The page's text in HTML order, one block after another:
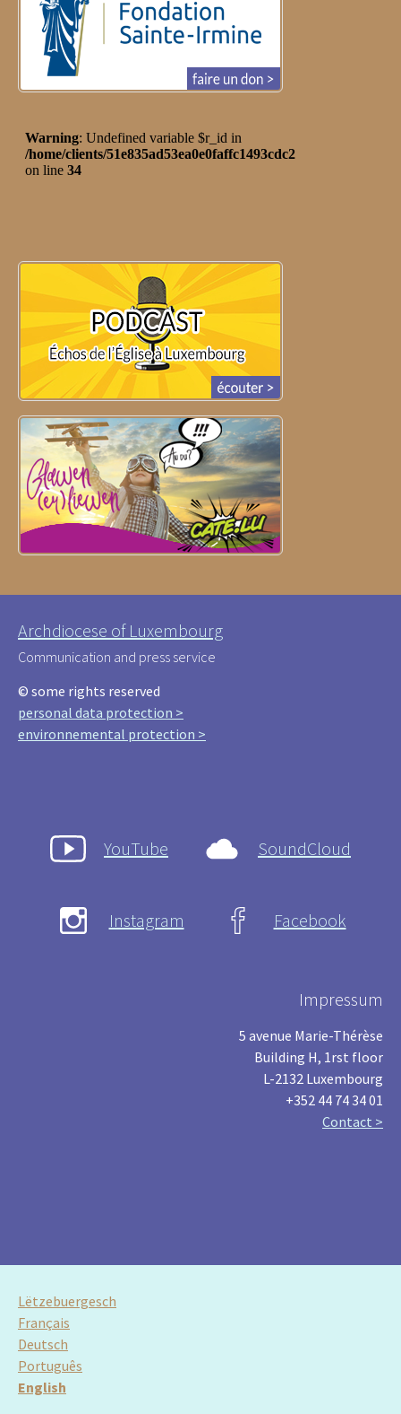
Archdiocese of Luxembourg
Communication and press service
© some rights reserved
personal data protection >
environnemental protection >
YouTube SoundCloud
Instagram Facebook
Impressum
5 avenue Marie-Thérèse
Building H, 1rst floor
L-2132 Luxembourg
+352 44 74 34 01
Contact >
Lëtzebuergesch
Français
Deutsch
Português
English